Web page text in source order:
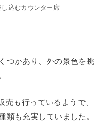
込むカウンター席
つかあり、外の景色を眺
売も行っているようで、
類も充実していました。